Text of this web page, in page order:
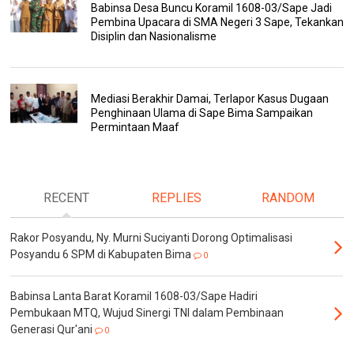
Babinsa Desa Buncu Koramil 1608-03/Sape Jadi
Pembina Upacara di SMA Negeri 3 Sape, Tekankan
Disiplin dan Nasionalisme
Mediasi Berakhir Damai, Terlapor Kasus Dugaan
Penghinaan Ulama di Sape Bima Sampaikan
Permintaan Maaf
RECENT REPLIES RANDOM
Rakor Posyandu, Ny. Murni Suciyanti Dorong Optimalisasi
Posyandu 6 SPM di Kabupaten Bima
0
Babinsa Lanta Barat Koramil 1608-03/Sape Hadiri
Pembukaan MTQ, Wujud Sinergi TNI dalam Pembinaan
Generasi Qur'ani
0